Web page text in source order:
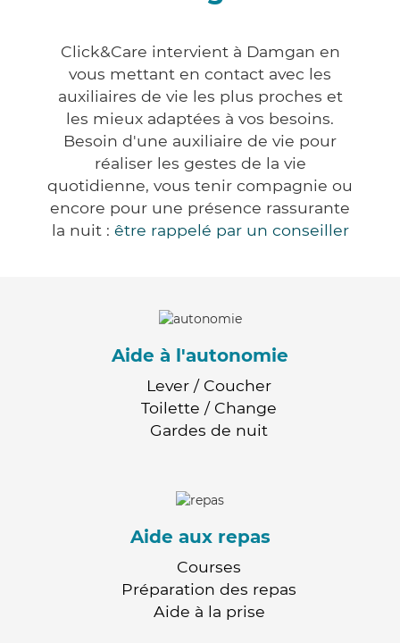
Click&Care intervient à Damgan en
vous mettant en contact avec les
auxiliaires de vie les plus proches et
les mieux adaptées à vos besoins.
Besoin d'une auxiliaire de vie pour
réaliser les gestes de la vie
quotidienne, vous tenir compagnie ou
encore pour une présence rassurante
la nuit : être rappelé par un conseiller
Aide à l'autonomie
Lever / Coucher
Toilette / Change
Gardes de nuit
Aide aux repas
Courses
Préparation des repas
Aide à la prise